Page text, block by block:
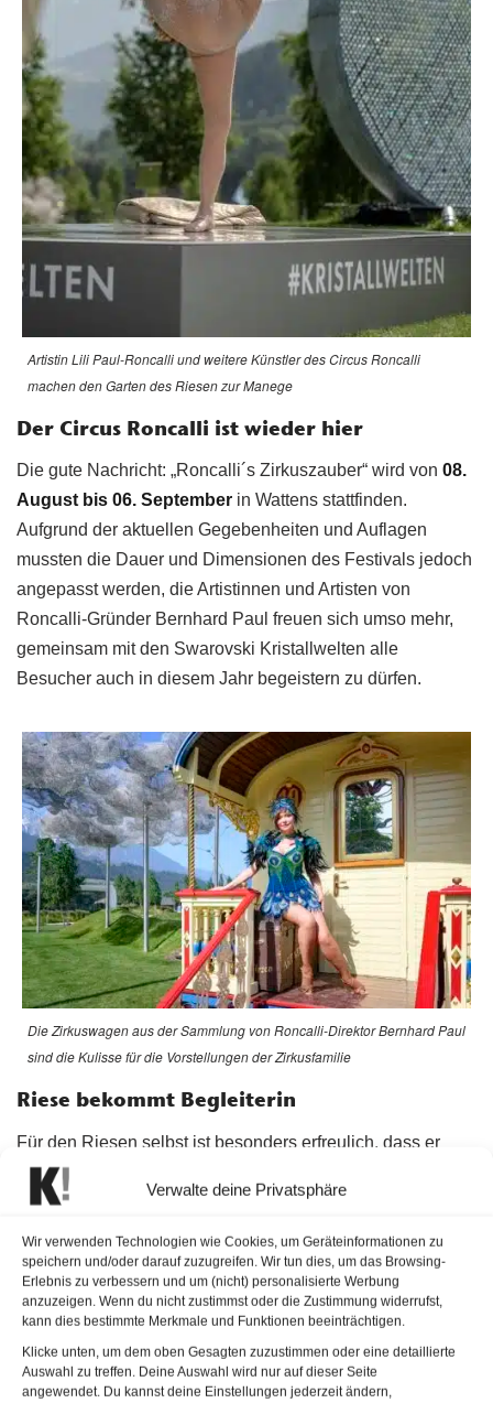
Verwalte deine Privatsphäre
Wir verwenden Technologien wie Cookies, um Geräteinformationen zu
speichern und/oder darauf zuzugreifen. Wir tun dies, um das Browsing-
Erlebnis zu verbessern und um (nicht) personalisierte Werbung
anzuzeigen. Wenn du nicht zustimmst oder die Zustimmung widerrufst,
kann dies bestimmte Merkmale und Funktionen beeinträchtigen.
Klicke unten, um dem oben Gesagten zuzustimmen oder eine detaillierte
Auswahl zu treffen. Deine Auswahl wird nur auf dieser Seite
angewendet. Du kannst deine Einstellungen jederzeit ändern,
Artistin Lili Paul-Roncalli und weitere Künstler des Circus Roncalli
machen den Garten des Riesen zur Manege
Der Circus Roncalli ist wieder hier
Die gute Nachricht: „Roncalli´s Zirkuszauber“ wird von 08.
August bis 06. September in Wattens stattfinden.
Aufgrund der aktuellen Gegebenheiten und Auflagen
mussten die Dauer und Dimensionen des Festivals jedoch
angepasst werden, die Artistinnen und Artisten von
Roncalli-Gründer Bernhard Paul freuen sich umso mehr,
gemeinsam mit den Swarovski Kristallwelten alle
Besucher auch in diesem Jahr begeistern zu dürfen.
Die Zirkuswagen aus der Sammlung von Roncalli-Direktor Bernhard Paul
sind die Kulisse für die Vorstellungen der Zirkusfamilie
Riese bekommt Begleiterin
Für den Riesen selbst ist besonders erfreulich, dass er
heuer von einer durch und durch adäquaten „Begleiterin“
flankiert wird: Eine Stelzengeherin im Kostüm einer
weißgewandeten Riesin wird in seinem weitläufigen
Garten denSommerüber kristallinen Zauber versprühen.
Den Besuchern wird ein buntes Potpourri aus Artistik,
Poesie undKünstlerischemgeboten, für die Kleinsten gibt
es Kinderworkshops und ein kleines Zirkuszelt dient als
optisches Highlight direkt beim Eingang in die kristalline